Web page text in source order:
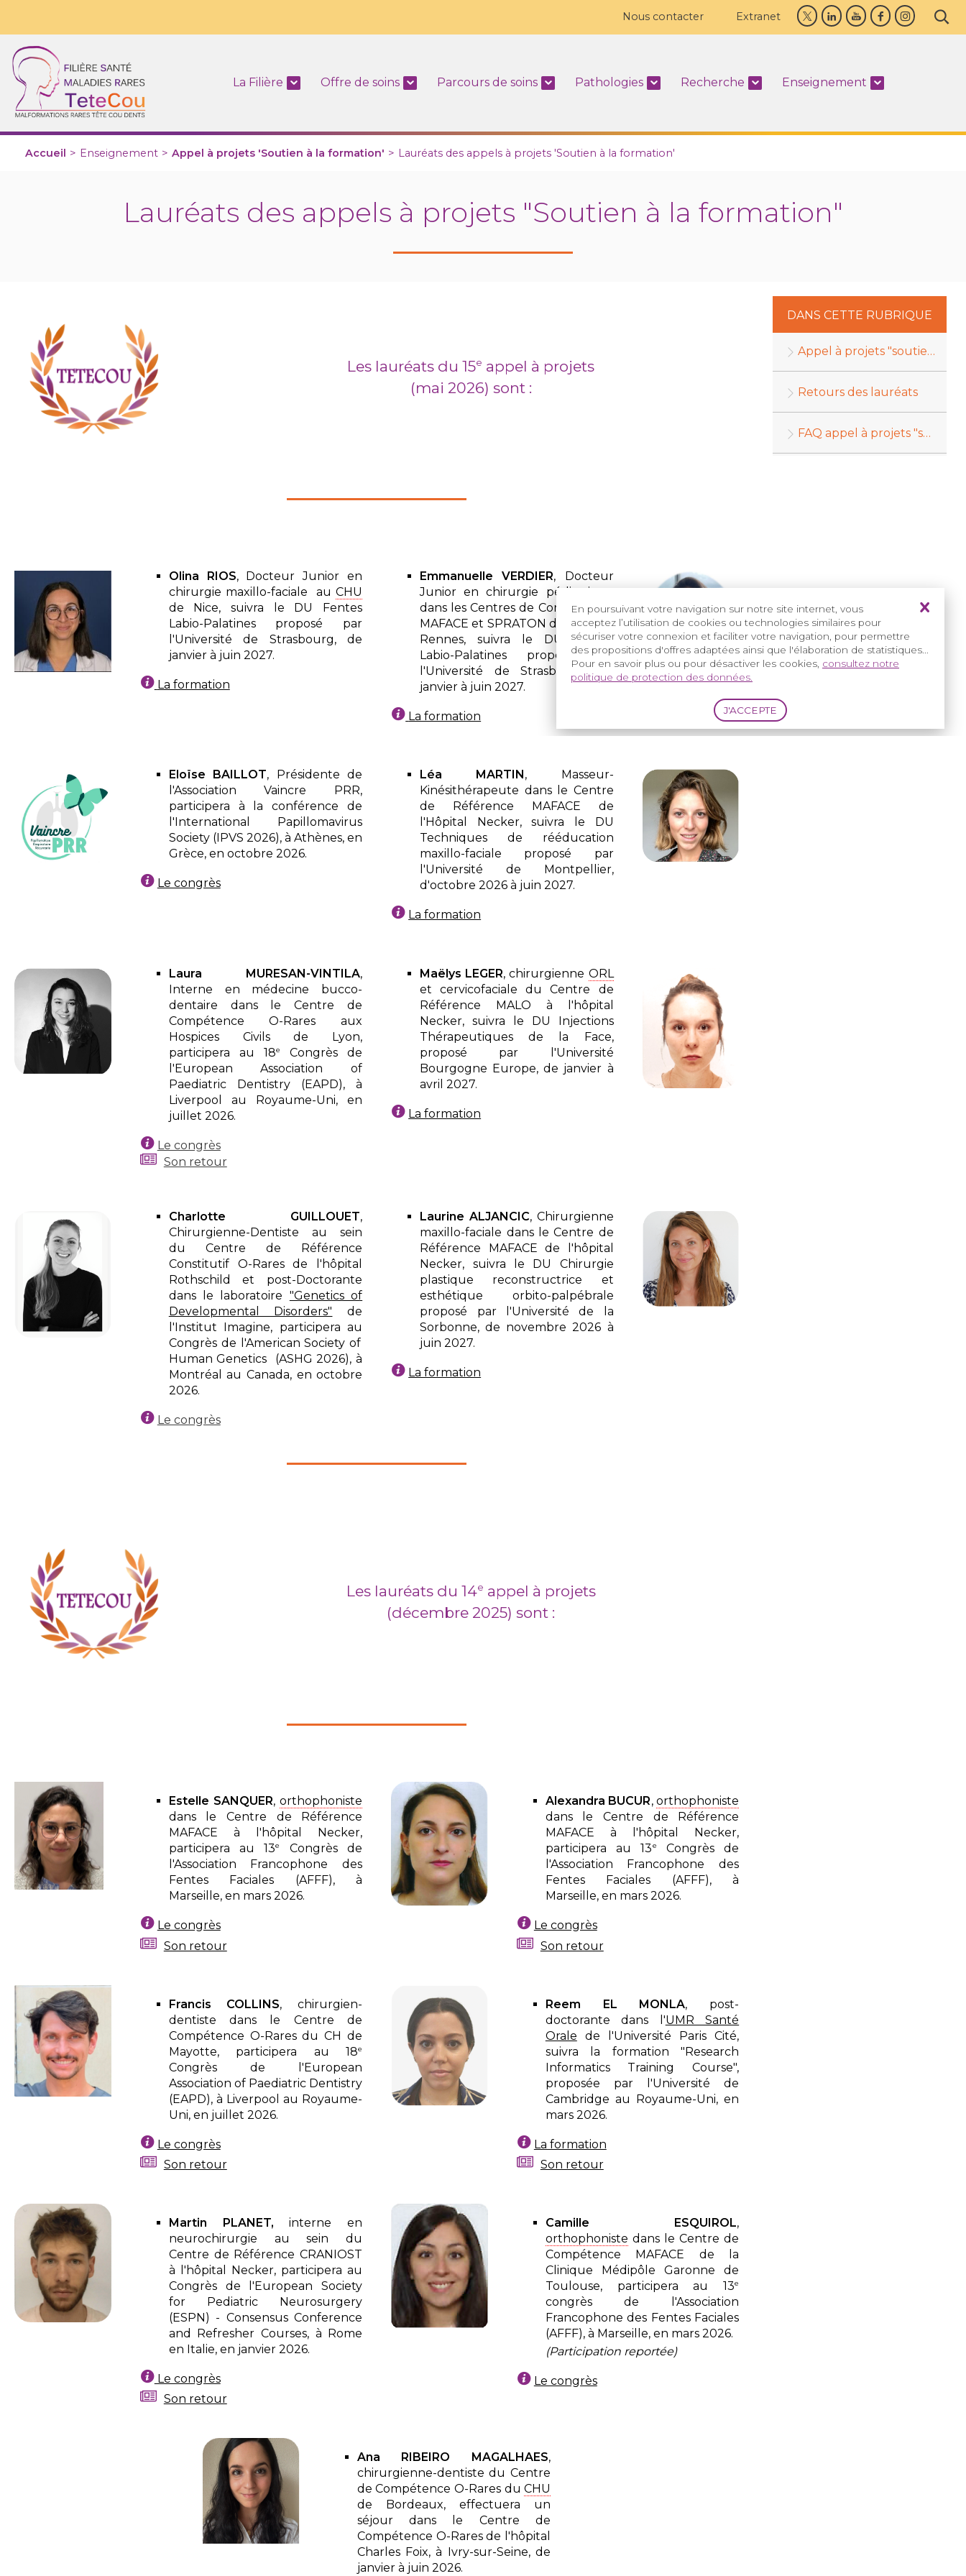
En poursuivant votre navigation sur notre site internet, vous
acceptez l’utilisation de cookies ou technologies similaires pour
sécuriser votre connexion et faciliter votre navigation, pour permettre
des propositions d'offres adaptées ainsi que l'élaboration de statistiques...
Pour en savoir plus ou pour désactiver les cookies, consultez notre
politique de protection des données.
Nous contacter Extranet
La Filière Offre de soins Parcours de soins Pathologies Recherche Enseignement
Accueil > Enseignement > Appel à projets 'Soutien à la formation' > Lauréats des appels à projets 'Soutien à la formation'
Lauréats des appels à projets "Soutien à la formation"
Les lauréats du 15e appel à projets
(mai 2026) sont :
Olina RIOS, Docteur Junior en
chirurgie maxillo-faciale auCHU
de Nice, suivra le DU Fentes
Labio-Palatines proposé par
l'Université de Strasbourg, de
janvier à juin 2027.
La formation
Emmanuelle VERDIER, Docteur
Junior en chirurgie pédiatrique
dans les Centres de Compétence
MAFACE et SPRATON du
CHUde
Rennes, suivra le DU Fentes
Labio-Palatines proposé par
l'Université de Strasbourg, de
janvier à juin 2027.
La formation
Eloïse BAILLOT, Présidente de
l'Association Vaincre PRR,
participera à la conférence de
l'International Papillomavirus
Society (IPVS 2026), à Athènes, en
Grèce, en octobre 2026.
Le congrès
Léa MARTIN , Masseur-
Kinésithérapeute dans le Centre
de Référence MAFACE de
l'Hôpital Necker, suivra le DU
Techniques de rééducation
maxillo-faciale proposé par
l'Université de Montpellier,
d'octobre 2026 à juin 2027.
La formation
Laura MURESAN-VINTILA,
Interne en médecine bucco-
dentaire dans le Centre de
Compétence O-Rares aux
Hospices Civils de Lyon,
participera au 18e
Congrès de
l'European Association of
Paediatric Dentistry (EAPD), à
Liverpool au Royaume-Uni, en
juillet 2026.
Le congrès
Son retour
Maëlys LEGER, chirurgienne ORL
et cervicofaciale du Centre de
Référence MALO à l'hôpital
Necker, suivra le DU Injections
Thérapeutiques de la Face,
proposé par l'Université
Bourgogne Europe, de janvier à
avril 2027.
La formation
Charlotte GUILLOUET,
Chirurgienne-Dentiste au sein
du Centre de Référence
Constitutif O-Rares de l'hôpital
Rothschild et post-Doctorante
dans le laboratoire "Genetics of
Developmental Disorders" de
l'Institut Imagine, participera au
Congrès de l'American Society of
Human Genetics (ASHG 2026), à
Montréal au Canada, en octobre
2026.
Le congrès
Laurine ALJANCIC, Chirurgienne
maxillo-faciale dans le Centre de
Référence MAFACE de l'hôpital
Necker, suivra le DU Chirurgie
plastique reconstructrice et
esthétique orbito-palpébrale
proposé par l'Université de la
Sorbonne, de novembre 2026 à
juin 2027.
La formation
Les lauréats du 14e appel à projets
(décembre 2025) sont :
Estelle SANQUER,orthophoniste
dans le Centre de Référence
MAFACE à l'hôpital Necker,
participera au 13e
Congrès de
l'Association Francophone des
Fentes Faciales (AFFF), à
Marseille, en mars 2026.
Le congrès
Son retour
Alexandra BUCUR,orthophoniste
dans le Centre de Référence
MAFACE à l'hôpital Necker,
participera au 13e
Congrès de
l'Association Francophone des
Fentes Faciales (AFFF), à
Marseille, en mars 2026.
Le congrès
Son retour
Francis COLLINS, chirurgien-
dentiste dans le Centre de
Compétence O-Rares du CH de
Mayotte, participera au 18e
Congrès de l'European
Association of Paediatric Dentistry
(EAPD), à Liverpool au Royaume-
Uni, en juillet 2026.
Le congrès
Son retour
Reem EL MONLA, post-
doctorante dans l'UMR Santé
Orale de l'Université Paris Cité,
suivra la formation "Research
Informatics Training Course",
proposée par l'Université de
Cambridge au Royaume-Uni, en
mars 2026.
La formation
Son retour
Martin PLANET,interne en
neurochirurgie au sein du
Centre de Référence CRANIOST
à l'hôpital Necker, participera au
Congrès de l'European Society
for Pediatric Neurosurgery
(ESPN) - Consensus Conference
and Refresher Courses, à Rome
en Italie, en janvier 2026.
Le congrès
Son retour
Camille ESQUIROL,
orthophoniste dans le Centre de
Compétence MAFACE de la
Clinique Médipôle Garonne de
Toulouse, participera au 13e
congrès de l'Association
Francophone des Fentes Faciales
(AFFF), à Marseille, en mars 2026.
(Participation reportée)
Le congrès
Ana RIBEIRO MAGALHAES,
chirurgienne-dentiste du Centre
de Compétence O-Rares duCHU
de Bordeaux, effectuera un
séjour dans le Centre de
Compétence O-Rares de l'hôpital
Charles Foix, à Ivry-sur-Seine, de
janvier à juin 2026.
DANS CETTE RUBRIQUE
Appel à projets "soutien à la formation"
Retours des lauréats
FAQ appel à projets "soutien à la formation"